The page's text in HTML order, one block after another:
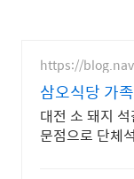
https://
삼오식당 가
대전 소 돼지
문점으로 단체